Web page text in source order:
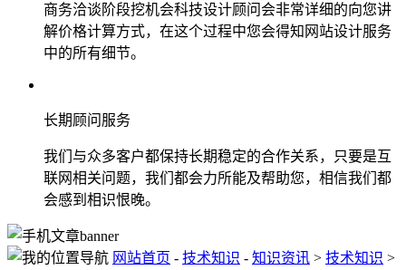
商务洽谈阶段挖机会科技设计顾问会非常详细的向您讲
解价格计算方式，在这个过程中您会得知网站设计服务
中的所有细节。
长期顾问服务
我们与众多客户都保持长期稳定的合作关系，只要是互
联网相关问题，我们都会力所能及帮助您，相信我们都
会感到相识恨晚。
网站首页 - 技术知识 - 知识资讯 > 技术知识 >